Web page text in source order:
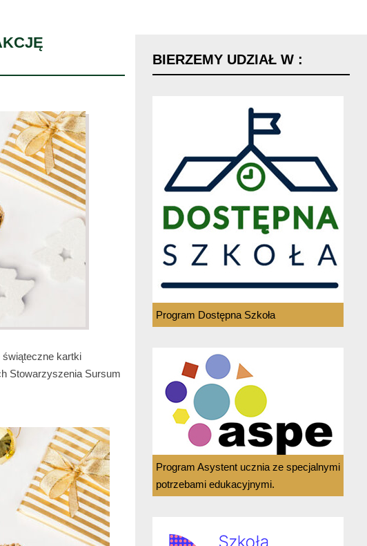
świąteczne kartki
Stowarzyszenia Sursum
BIERZEMY UDZIAŁ W :
Program Dostępna Szkoła
Program Asystent ucznia ze specjalnymi
potrzebami edukacyjnymi.